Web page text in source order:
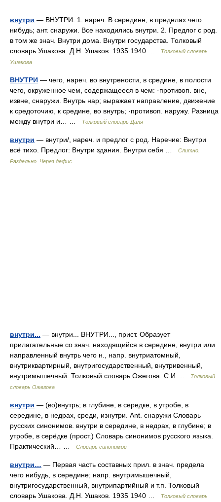
внутри — ВНУТРИ. 1. нареч. В середине, в пределах чего
нибудь; ант. снаружи. Все находились внутри. 2. Предлог с род.
в том же знач. Внутри дома. Внутри государства. Толковый
словарь Ушакова. Д.Н. Ушаков. 1935 1940 …
Толковый словарь
Ушакова
ВНУТРИ — чего, нареч. во внутрености, в средине, в полости
чего, окруженное чем, содержащееся в чем: ·противоп. вне,
извне, снаружи. Внутрь нар; выражает направление, движение
к средоточию, к средине, во внутрь; ·противоп. наружу. Разница
между внутри и… …
Толковый словарь Даля
внутри — внутри/, нареч. и предлог с род. Наречие: Внутри
всё тихо. Предлог: Внутри здания. Внутри себя …
Слитно.
Раздельно. Через дефис.
внутри... — внутри... ВНУТРИ..., прист. Образует
прилагательные со знач. находящийся в середине, внутри или
направленный внутрь чего н., напр. внутриатомный,
внутриквартирный, внутригосударственный, внутривенный,
внутримышечный. Толковый словарь Ожегова. С.И …
Толковый
словарь Ожегова
внутри — (во)внутрь; в глубине, в середке, в утробе, в
середине, в недрах, среди, изнутри. Ant. снаружи Словарь
русских синонимов. внутри в середине, в недрах, в глубине; в
утробе, в серёдке (прост.) Словарь синонимов русского языка.
Практический… …
Словарь синонимов
внутри… — Первая часть составных прил. в знач. предела
чего нибудь, в середине; напр. внутримышечный,
внутригосударственный, внутрипартийный и т.п. Толковый
словарь Ушакова. Д.Н. Ушаков. 1935 1940 …
Толковый словарь